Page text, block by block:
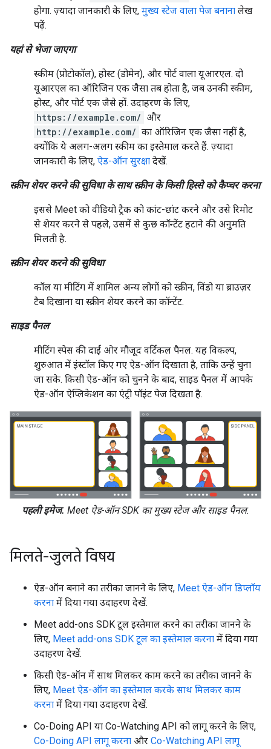
होगा. ज़्यादा जानकारी के लिए, मुख्य स्टेज वाला पेज बनाना लेख
पढ़ें.
यहां से भेजा जाएगा
स्कीम (प्रोटोकॉल), होस्ट (डोमेन), और पोर्ट वाला यूआरएल. दो
यूआरएल का ऑरिजिन एक जैसा तब होता है, जब उनकी स्कीम,
होस्ट, और पोर्ट एक जैसे हों. उदाहरण के लिए,
https://example.com/ और
http://example.com/ का ऑरिजिन एक जैसा नहीं है,
क्योंकि ये अलग-अलग स्कीम का इस्तेमाल करते हैं. ज़्यादा
जानकारी के लिए, ऐड-ऑन सुरक्षा देखें.
स्क्रीन शेयर करने की सुविधा के साथ स्क्रीन के किसी हिस्से को कैप्चर करना
इससे Meet को वीडियो ट्रैक को कांट-छांट करने और उसे रिमोट
से शेयर करने से पहले, उसमें से कुछ कॉन्टेंट हटाने की अनुमति
मिलती है.
स्क्रीन शेयर करने की सुविधा
कॉल या मीटिंग में शामिल अन्य लोगों को स्क्रीन, विंडो या ब्राउज़र
टैब दिखाना या स्क्रीन शेयर करने का कॉन्टेंट.
साइड पैनल
मीटिंग स्पेस की दाईं ओर मौजूद वर्टिकल पैनल. यह विकल्प,
शुरुआत में इंस्टॉल किए गए ऐड-ऑन दिखाता है, ताकि उन्हें चुना
जा सके. किसी ऐड-ऑन को चुनने के बाद, साइड पैनल में आपके
ऐड-ऑन ऐप्लिकेशन का एंट्री पॉइंट पेज दिखता है.
पहली इमेज. Meet ऐड-ऑन SDK का मुख्य स्टेज और साइड पैनल.
मिलते-जुलते विषय
ऐड-ऑन बनाने का तरीका जानने के लिए, Meet ऐड-ऑन डिप्लॉय
करना में दिया गया उदाहरण देखें.
Meet add-ons SDK टूल इस्तेमाल करने का तरीका जानने के
लिए, Meet add-ons SDK टूल का इस्तेमाल करना में दिया गया
उदाहरण देखें.
किसी ऐड-ऑन में साथ मिलकर काम करने का तरीका जानने के
लिए, Meet ऐड-ऑन का इस्तेमाल करके साथ मिलकर काम
करना में दिया गया उदाहरण देखें.
Co-Doing API या Co-Watching API को लागू करने के लिए,
Co-Doing API लागू करना और Co-Watching API लागू